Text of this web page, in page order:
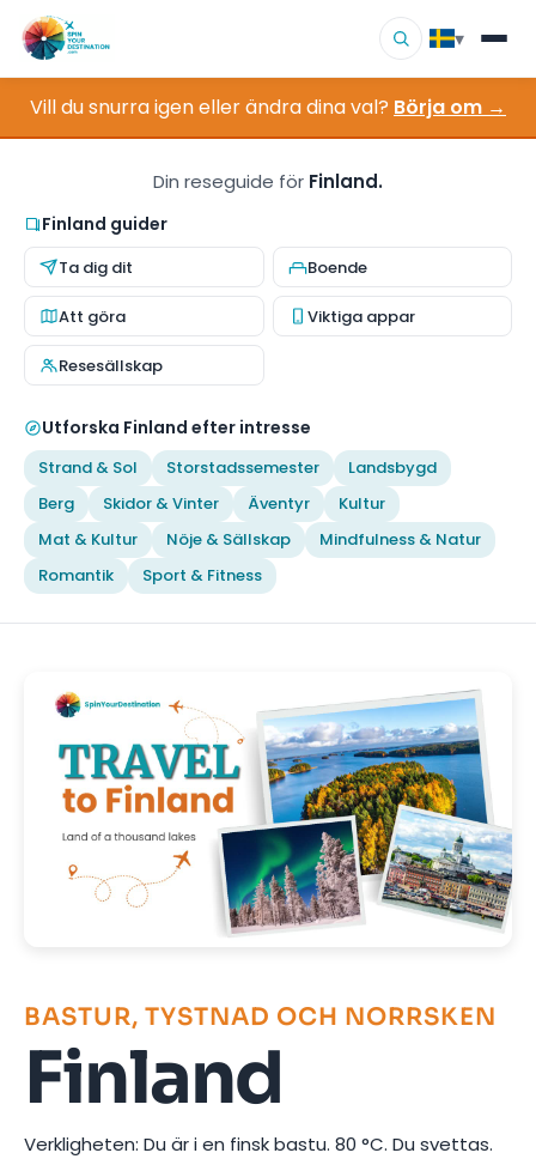
▾
Resmål
Bläddra efter intresse
Hur det fungerar
Om oss
Kontakt
Vill du snurra igen eller ändra dina val? Börja om →
Din reseguide för Finland.
Finland guider
Ta dig dit Boende
Att göra Viktiga appar
Resesällskap
Utforska Finland efter intresse
Strand & Sol Storstadssemester
Landsbygd
Berg
Skidor & Vinter Äventyr
Kultur
Mat & Kultur
Nöje & Sällskap
Mindfulness & Natur
Romantik
Sport & Fitness
BASTUR, TYSTNAD OCH NORRSKEN
Finland
Verkligheten: Du är i en finsk bastu. 80 °C. Du svettas.